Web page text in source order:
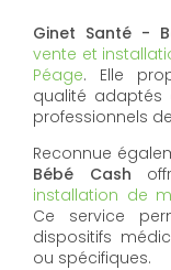
Ginet Santé -
vente et
Péage. Elle
qualité adaptés
professionnels
Reconnue
Bébé Cash
installation de
Ce service
dispositifs
ou spécifiques.